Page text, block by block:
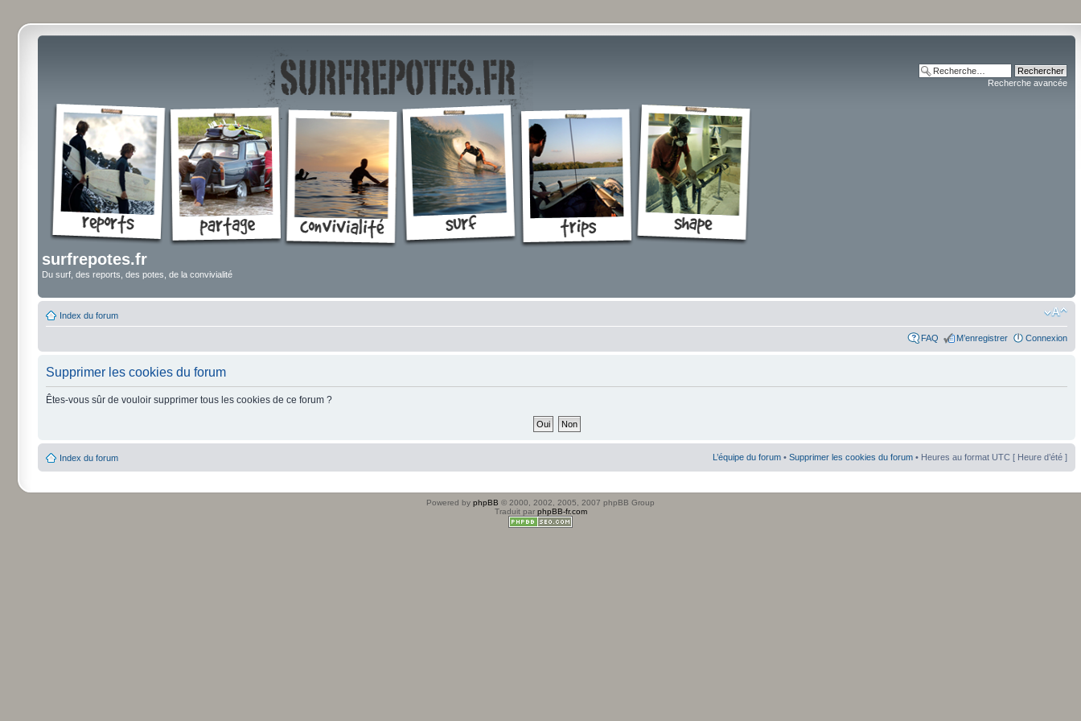
surfrepotes.fr
Du surf, des reports, des potes, de la convivialité
Recherche avancée
Index du forum
FAQ M’enregistrer Connexion
Supprimer les cookies du forum
Êtes-vous sûr de vouloir supprimer tous les cookies de ce forum ?
Index du forum L’équipe du forum • Supprimer les cookies du forum • Heures au format UTC [ Heure d’été ]
Powered by phpBB © 2000, 2002, 2005, 2007 phpBB Group
Traduit par phpBB-fr.com